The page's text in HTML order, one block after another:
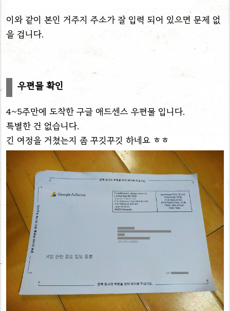
이와 같이 본인 거주지 주소가 잘 입력 되어 있으면 문제 없
을 겁니다.
우편물 확인
4~5주만에 도착한 구글 애드센스 우편물 입니다.
특별한 건 없습니다.
긴 여정을 거쳤는지 좀 꾸깃꾸깃 하네요 ㅎㅎ